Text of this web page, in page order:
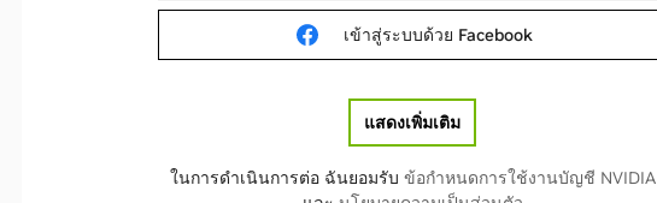
เข้าสู่ระบบด้วย Facebook
แสดงเพิ่มเติม
ในการดำเนินการต่อ ฉันยอมรับ ข้อกำหนดการใช้งานบัญชี NVIDIA